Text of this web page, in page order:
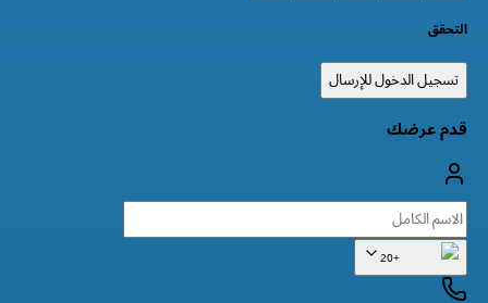
التحقق
تسجيل الدخول للإرسال
قدم عرضك
+20